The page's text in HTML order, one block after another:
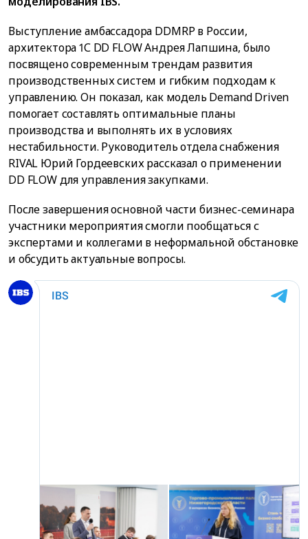
Выступление амбассадора DDMRP в России,
архитектора 1С DD FLOW Андрея Лапшина, было
посвящено современным трендам развития
производственных систем и гибким подходам к
управлению. Он показал, как модель Demand Driven
помогает составлять оптимальные планы
производства и выполнять их в условиях
нестабильности. Руководитель отдела снабжения
RIVAL Юрий Гордеевских рассказал о применении
DD FLOW для управления закупками.
После завершения основной части бизнес-семинара
участники мероприятия смогли пообщаться с
экспертами и коллегами в неформальной обстановке
и обсудить актуальные вопросы.